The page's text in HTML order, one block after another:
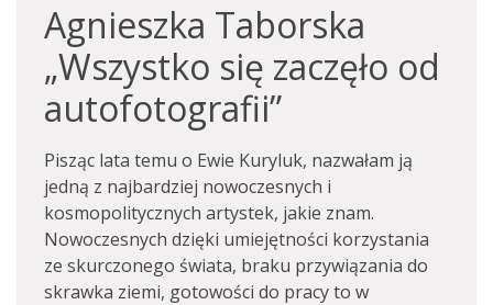
Agnieszka Taborska
„Wszystko się zaczęło od
autofotografii”
Pisząc lata temu o Ewie Kuryluk, nazwałam ją
jedną z najbardziej nowoczesnych i
kosmopolitycznych artystek, jakie znam.
Nowoczesnych dzięki umiejętności korzystania
ze skurczonego świata, braku przywiązania do
skrawka ziemi, gotowości do pracy to w